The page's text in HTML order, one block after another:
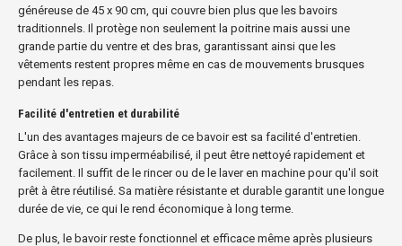
généreuse de 45 x 90 cm, qui couvre bien plus que les bavoirs
traditionnels. Il protège non seulement la poitrine mais aussi une
grande partie du ventre et des bras, garantissant ainsi que les
vêtements restent propres même en cas de mouvements brusques
pendant les repas.
Facilité d'entretien et durabilité
L'un des avantages majeurs de ce bavoir est sa facilité d'entretien.
Grâce à son tissu imperméabilisé, il peut être nettoyé rapidement et
facilement. Il suffit de le rincer ou de le laver en machine pour qu'il soit
prêt à être réutilisé. Sa matière résistante et durable garantit une longue
durée de vie, ce qui le rend économique à long terme.
De plus, le bavoir reste fonctionnel et efficace même après plusieurs